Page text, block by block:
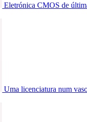
Eletrónica CMOS de
Uma licenciatura num